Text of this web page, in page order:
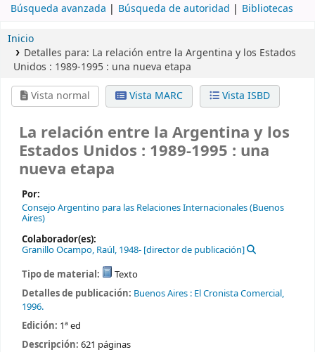
Búsqueda avanzada Búsqueda de autoridad Bibliotecas
Inicio
Detalles para: La relación entre la Argentina y los Estados
Unidos : 1989-1995 : una nueva etapa
Vista normal
Vista MARC Vista ISBD
La relación entre la Argentina y los
Estados Unidos : 1989-1995 : una
nueva etapa
Por:
Consejo Argentino para las Relaciones Internacionales (Buenos
Aires)
Colaborador(es):
Granillo Ocampo, Raúl, 1948-[director de publicación]
Tipo de material:
Texto
Detalles de publicación: Buenos Aires : El Cronista Comercial,
1996.
Edición: 1ª ed
Descripción: 621 páginas